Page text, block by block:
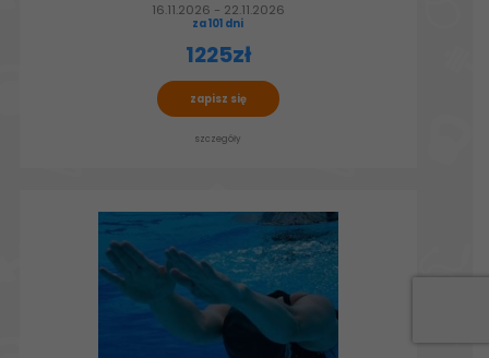
16.11.2026 - 22.11.2026
za 101 dni
1225zł
zapisz się
szczegóły